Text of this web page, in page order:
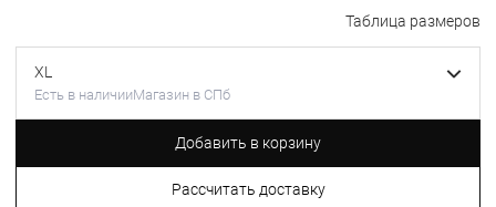
Таблица размеров
XL
Есть в наличииМагазин в СПб
Добавить в корзину
Рассчитать доставку